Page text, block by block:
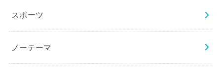
スポーツ
ノーテーマ